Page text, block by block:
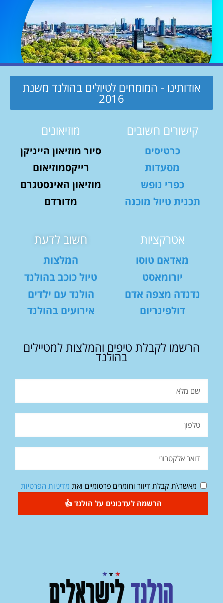
אודותינו - המומחים לטיולים בהולנד משנת
2016
קישורים חשובים
כרטיסים
מסעדות
כפרי נופש
תכנית טיול מוכנה
מוזיאונים
סיור מוזיאון הייניקן
רייקסמוזיאום
מוזיאון האינסטגרם
מדורדם
אטרקציות
מאדאם טוסו
יורומאסט
נדנדה מצפה אדם
דולפינריום
חשוב לדעת
המלצות
טיול כוכב בהולנד
הולנד עם ילדים
אירועים בהולנד
הרשמו לקבלת טיפים והמלצות למטיילים
בהולנד
מאשר\ת קבלת דיוור וחומרים פרסומיים ואת מדיניות הפרטיות
הרשמה לעדכונים על הולנד 👍